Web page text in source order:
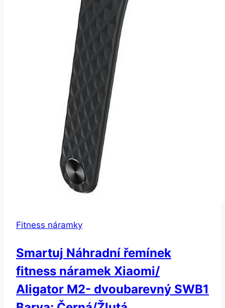
Fitness náramky
Smartuj Náhradní řemínek
fitness náramek Xiaomi/
Aligator M2- dvoubarevný SWB1